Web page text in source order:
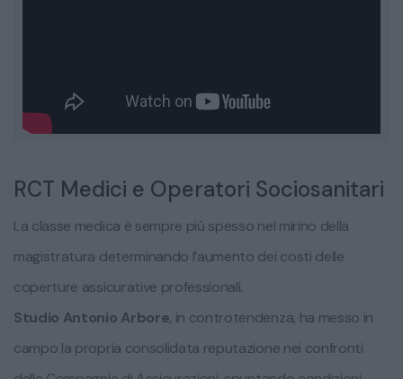
RCT Medici e Operatori Sociosanitari
La classe medica è sempre più spesso nel mirino della
magistratura determinando l’aumento dei costi delle
coperture assicurative professionali.
Studio Antonio Arbore, in controtendenza, ha messo in
campo la propria consolidata reputazione nei confronti